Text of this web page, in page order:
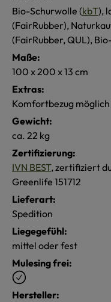
Bio-Schurwolle (kbT),
(FairRubber),
(FairRubber, QUL),
Maße:
100 x 200 x 13 cm
Extras:
Komfortbezug möglich
Gewicht:
ca. 22 kg
Zertifizierung:
IVN BEST, zertifiziert
Greenlife 151712
Lieferart:
Spedition
Liegegefühl:
mittel oder fest
Mulesing frei:
Hersteller: